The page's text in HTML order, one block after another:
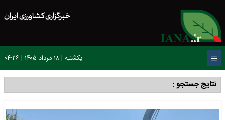
خبرگزاری کشاورزی ایران
یکشنبه | ۱۸ مرداد ۱۴۰۵ | ۰۴:۲۶
نتایج جستجو :